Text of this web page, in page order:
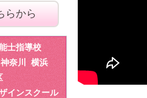
らから
士指導校
神奈川 横浜
インスクール